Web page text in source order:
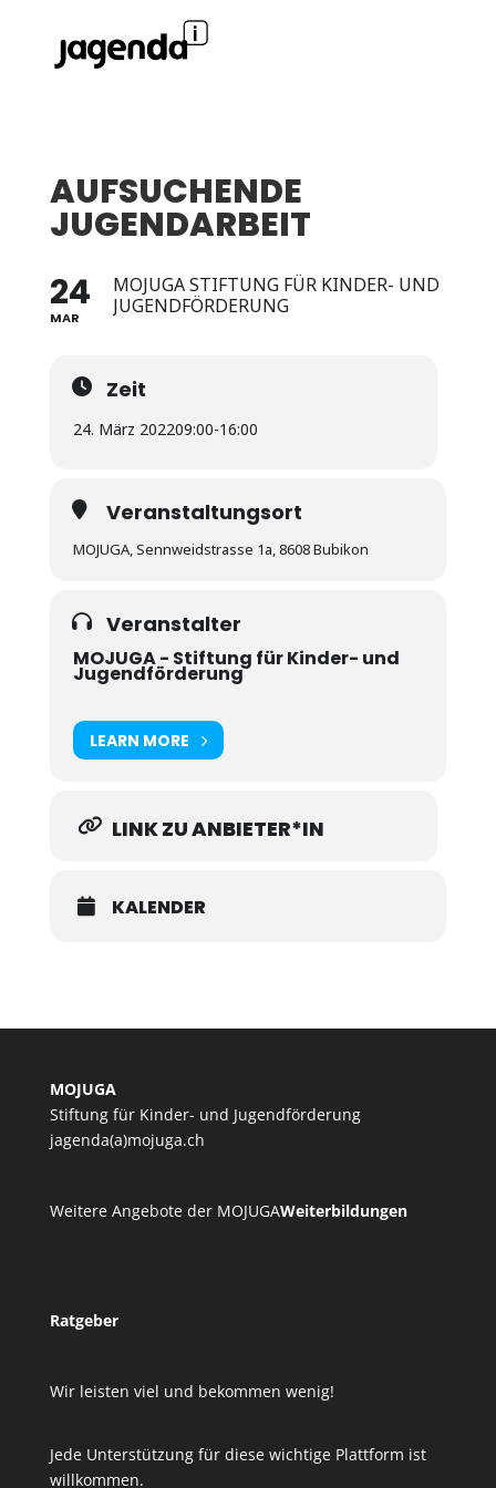
AUFSUCHENDE
JUGENDARBEIT
24
MAR
MOJUGA STIFTUNG FÜR KINDER- UND
JUGENDFÖRDERUNG
Zeit
24. März 202209:00-16:00
Veranstaltungsort
MOJUGA, Sennweidstrasse 1a, 8608 Bubikon
Veranstalter
MOJUGA - Stiftung für Kinder- und
Jugendförderung
LEARN MORE
LINK ZU ANBIETER*IN
KALENDER
MOJUGA
Stiftung für Kinder- und Jugendförderung
jagenda(a)mojuga.ch
Weitere Angebote der MOJUGAWeiterbildungen
Ratgeber
Wir leisten viel und bekommen wenig!
Jede Unterstützung für diese wichtige Plattform ist
willkommen.